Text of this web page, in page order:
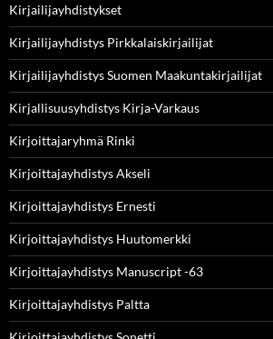
Kirjailijayhdistykset
Kirjailijayhdistys Pirkkalaiskirjailijat
Kirjailijayhdistys Suomen Maakuntakirjailijat
Kirjallisuusyhdistys Kirja-Varkaus
Kirjoittajaryhmä Rinki
Kirjoittajayhdistys Akseli
Kirjoittajayhdistys Ernesti
Kirjoittajayhdistys Huutomerkki
Kirjoittajayhdistys Manuscript -63
Kirjoittajayhdistys Paltta